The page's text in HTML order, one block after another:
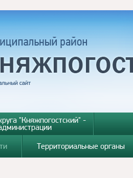
"Княжпогостский" -
Территориальные органы